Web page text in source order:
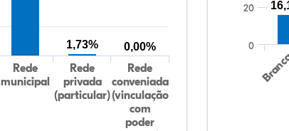
Rede
municipal
Rede
privada
(particular)
Rede
conveniada
(vinculação
com
poder
1,73% 0,00% 0
20